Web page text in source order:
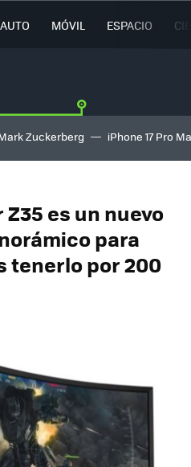
AUTO MÓVIL ESPACIO
Zuckerberg iPhone 17 Pro
es un nuevo
para
tenerlo por 200